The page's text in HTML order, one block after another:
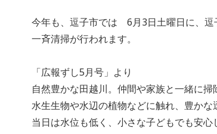
今年も、逗子市では 6月3日土曜日に、逗
一斉清掃が行われます。
「広報ずし5月号」より
自然豊かな田越川。仲間や家族と一緒に掃
水生生物や水辺の植物などに触れ、豊かな
当日は水位も低く、小さな子どもでも安心